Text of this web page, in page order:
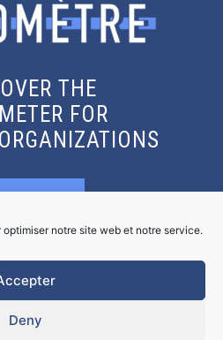
notre site web et notre service.
Deny
THE
FOR
MORE